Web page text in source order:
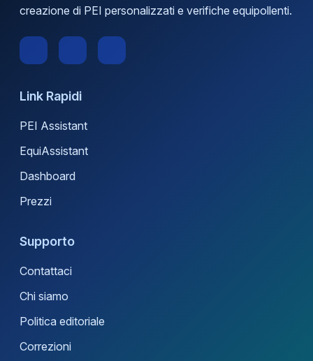
creazione di PEI personalizzati e verifiche equipollenti.
Link Rapidi
PEI Assistant
EquiAssistant
Dashboard
Prezzi
Supporto
Contattaci
Chi siamo
Politica editoriale
Correzioni